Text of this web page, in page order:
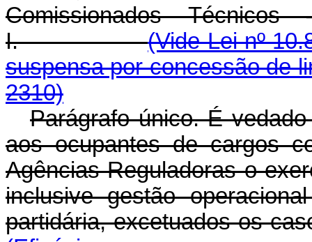
Comissionados
I.(Vide Lei nº
suspensa por concessão de
2310)
Parágrafo único. É
aos ocupantes de cargos
Agências Reguladoras o
inclusive gestão
partidária,